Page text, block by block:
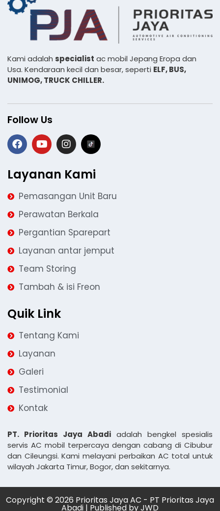
Kami adalah specialist ac mobil Jepang Eropa dan
Usa. Kendaraan kecil dan besar, seperti ELF, BUS,
UNIMOG, TRUCK CHILLER.
Follow Us
Layanan Kami
Pemasangan Unit Baru
Perawatan Berkala
Pergantian Sparepart
Layanan antar jemput
Team Storing
Tambah & isi Freon
Quik Link
Tentang Kami
Layanan
Galeri
Testimonial
Kontak
PT. Prioritas Jaya Abadi adalah bengkel spesialis
servis AC mobil terpercaya dengan cabang di Cibubur
dan Cileungsi. Kami melayani perbaikan AC total untuk
wilayah Jakarta Timur, Bogor, dan sekitarnya.
Copyright © 2026 Prioritas Jaya AC - PT Prioritas Jaya
Abadi | Published byJWD